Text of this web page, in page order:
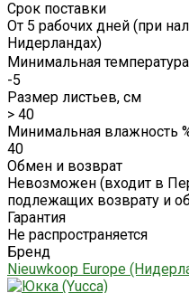
Срок поставки
От 5 рабочих дней (при
Нидерландах)
Минимальная
-5
Размер листьев, см
> 40
Минимальная влажность
40
Обмен и возврат
Невозможен (входит в
подлежащих возврату и
Гарантия
Не распространяется
Бренд
Nieuwkoop Europe